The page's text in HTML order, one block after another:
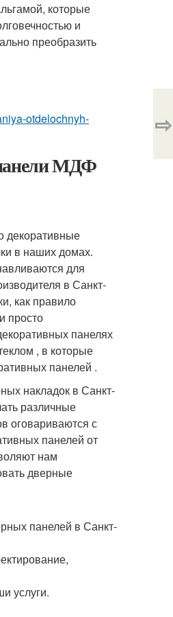
которые
и
преобразить
otdelochnyh-
МДФ
декоративные
в наших домах.
для
в Санкт-
как правило
просто
панелях
, в которые
панелей .
накладок в Санкт-
различные
оговариваются с
панелей от
нам
дверные
панелей в Санкт-
услуги.
⇨